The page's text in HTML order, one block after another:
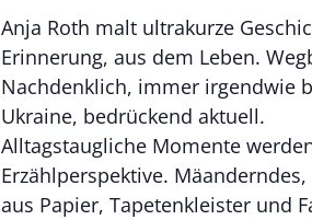
Anja Roth malt ultrakurze
Erinnerung, aus dem Leben.
Nachdenklich, immer irgendwie
Ukraine, bedrückend aktuell.
Alltagstaugliche Momente
Erzählperspektive.
aus Papier, Tapetenkleister und